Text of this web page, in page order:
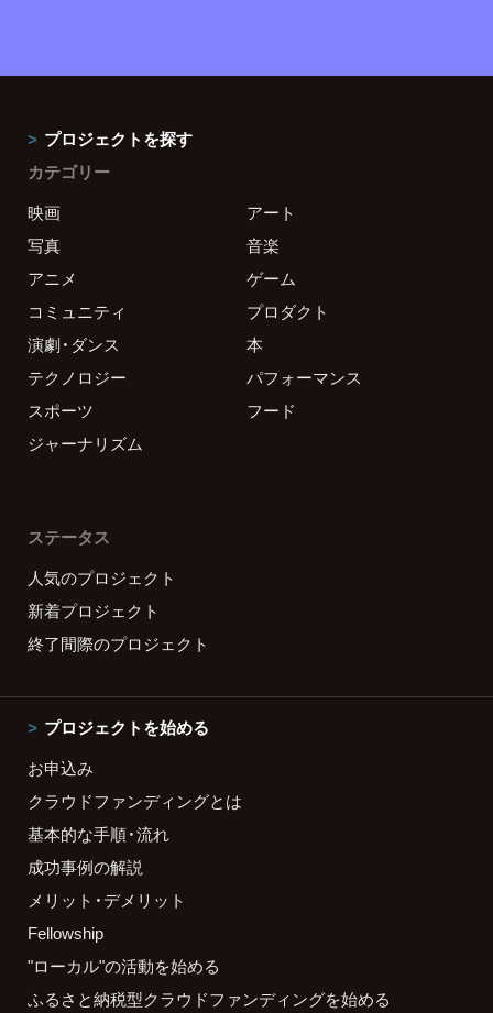
プロジェクトを探す
カテゴリー
映画
アート
写真
音楽
アニメ
ゲーム
コミュニティ
プロダクト
演劇・ダンス
本
テクノロジー
パフォーマンス
スポーツ
フード
ジャーナリズム
ステータス
人気のプロジェクト
新着プロジェクト
終了間際のプロジェクト
プロジェクトを始める
お申込み
クラウドファンディングとは
基本的な手順・流れ
成功事例の解説
メリット・デメリット
Fellowship
"ローカル"の活動を始める
ふるさと納税型クラウドファンディングを始める